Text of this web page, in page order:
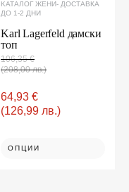
KАТАЛОГ ЖЕНИ- ДОСТАВКА
ДО 1-2 ДНИ
Karl Lagerfeld дамски
топ
106,35€
(208,00 лв.)
64,93 €
(126,99 лв.)
ОПЦИИ
page